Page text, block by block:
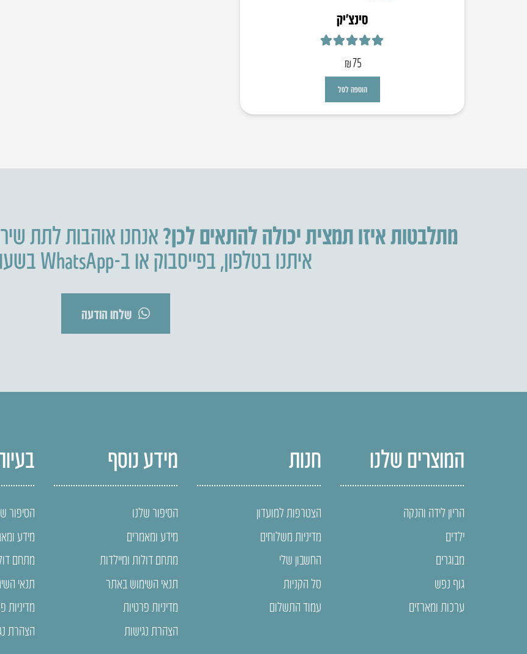
סינצ’יק
₪75
הוספה לסל
מתלבטות איזו תמצית יכולה להתאים לכן?אנחנו אוהבות לתת
איתנו בטלפון,בפייסבוק או ב-WhatsApp בשעות הפעילות.
שלחו הודעה
המוצרים שלנו
הריון לידה והנקה
ילדים
מבוגרים
גוף נפש
ערכות ומארזים
חנות
הצטרפות למועדון
מדיניות משלוחים
החשבון שלי
סל הקניות
עמוד התשלום
מידע נוסף
הסיפור שלנו
מידע ומאמרים
מתחם דולות ומיילדות
תנאי השימוש באתר
מדיניות פרטיות
הצהרת נגישות
הסיפור
מידע
מתחם
תנאי
מדיניות
הצהרת